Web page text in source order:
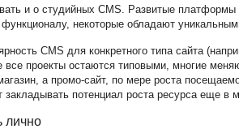
и о студийных CMS. Развитые
некоторые обладают
CMS для конкретного типа сайта
проекты остаются типовыми, многие
а промо-сайт, по мере роста
закладывать потенциал роста ресурса еще
лично